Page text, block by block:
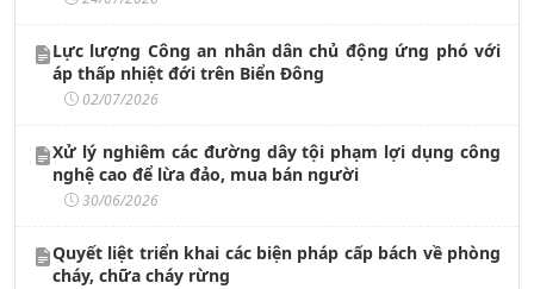
Lực lượng Công an nhân dân chủ động ứng phó với
áp thấp nhiệt đới trên Biển Đông
02/07/2026
Xử lý nghiêm các đường dây tội phạm lợi dụng công
nghệ cao để lừa đảo, mua bán người
30/06/2026
Quyết liệt triển khai các biện pháp cấp bách về phòng
cháy, chữa cháy rừng